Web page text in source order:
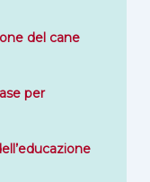
del cane
per